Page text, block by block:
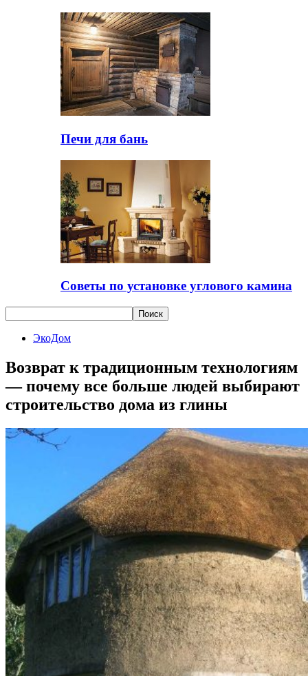
Печи для бань
Советы по установке углового камина
ЭкоДом
Возврат к традиционным технологиям
— почему все больше людей выбирают
строительство дома из глины